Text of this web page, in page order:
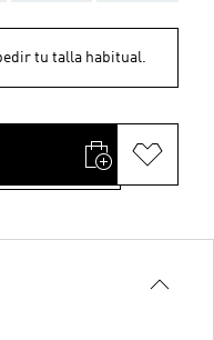
tu talla habitual.